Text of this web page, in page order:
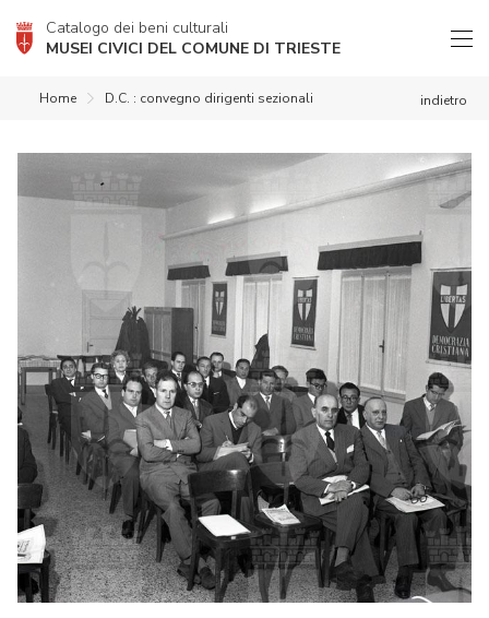
Catalogo dei beni culturali
MUSEI CIVICI DEL COMUNE DI TRIESTE
indietro
Home D.C. : convegno dirigenti sezionali